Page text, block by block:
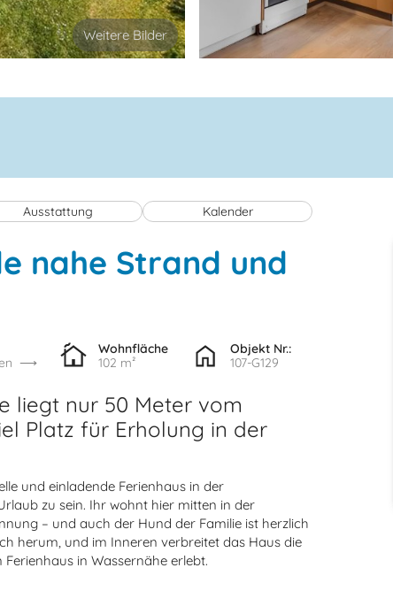
Ausstattung Kalender
nahe Strand und
Wohnfläche
102 m²
Objekt Nr.:
107-G129
liegt nur 50 Meter vom
Platz für Erholung in der
und einladende Ferienhaus in der
zu sein. Ihr wohnt hier mitten in der
– und auch der Hund der Familie ist herzlich
herum, und im Inneren verbreitet das Haus die
in Wassernähe erlebt.